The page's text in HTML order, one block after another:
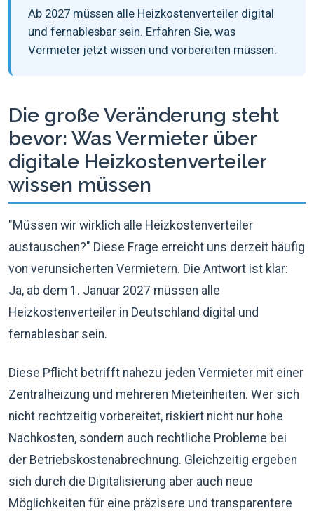
Ab 2027 müssen alle Heizkostenverteiler digital
und fernablesbar sein. Erfahren Sie, was
Vermieter jetzt wissen und vorbereiten müssen.
Die große Veränderung steht
bevor: Was Vermieter über
digitale Heizkostenverteiler
wissen müssen
"Müssen wir wirklich alle Heizkostenverteiler
austauschen?" Diese Frage erreicht uns derzeit häufig
von verunsicherten Vermietern. Die Antwort ist klar:
Ja, ab dem 1. Januar 2027 müssen alle
Heizkostenverteiler in Deutschland digital und
fernablesbar sein.
Diese Pflicht betrifft nahezu jeden Vermieter mit einer
Zentralheizung und mehreren Mieteinheiten. Wer sich
nicht rechtzeitig vorbereitet, riskiert nicht nur hohe
Nachkosten, sondern auch rechtliche Probleme bei
der Betriebskostenabrechnung. Gleichzeitig ergeben
sich durch die Digitalisierung aber auch neue
Möglichkeiten für eine präzisere und transparentere